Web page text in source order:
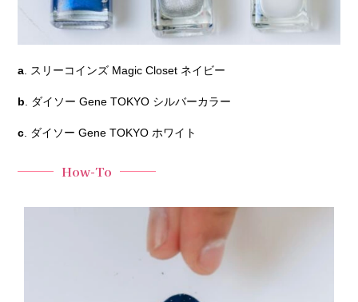
a . スリーコインズ Magic Closet ネイビー
b . ダイソー Gene TOKYO シルバーカラー
c . ダイソー Gene TOKYO ホワイト
How-To